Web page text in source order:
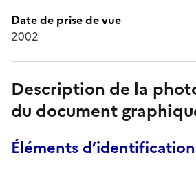
Date de prise de vue
2002
Description de la
du document
Éléments d’identification